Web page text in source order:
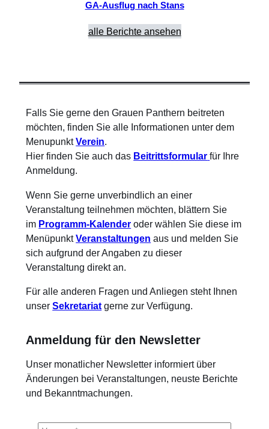
GA-Ausflug nach Stans
alle Berichte ansehen
Falls Sie gerne den Grauen Panthern beitreten
möchten, finden Sie alle Informationen unter dem
MenupunktVerein.
Hier finden Sie auch das Beitrittsformular für Ihre
Anmeldung.
Wenn Sie gerne unverbindlich an einer
Veranstaltung teilnehmen möchten, blättern Sie
im Programm-Kalender oder wählen Sie diese im
MenüpunktVeranstaltungen aus und melden Sie
sich aufgrund der Angaben zu dieser
Veranstaltung direkt an.
Für alle anderen Fragen und Anliegen steht Ihnen
unserSekretariat gerne zur Verfügung.
Anmeldung für den Newsletter
Unser monatlicher Newsletter informiert über
Änderungen bei Veranstaltungen, neuste Berichte
und Bekanntmachungen.